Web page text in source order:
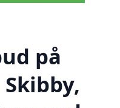
på